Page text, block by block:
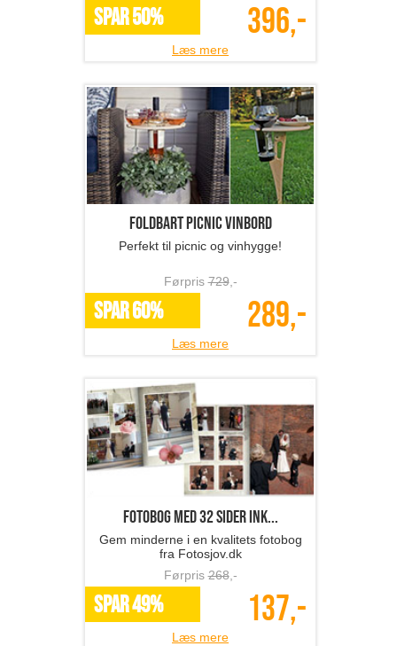
SPAR 50% 396,-
Læs mere
Foldbart picnic vinbord
Perfekt til picnic og vinhygge!
Førpris729,-
SPAR 60% 289,-
Læs mere
Fotobog med 32 sider ink...
Gem minderne i en kvalitets fotobog
fra Fotosjov.dk
Førpris268,-
SPAR 49% 137,-
Læs mere